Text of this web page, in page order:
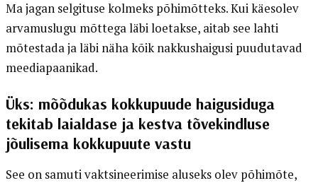
Ma jagan selgituse kolmeks põhimõtteks. Kui käesolev
arvamuslugu mõttega läbi loetakse, aitab see lahti
mõtestada ja läbi näha kõik nakkushaigusi puudutavad
meediapaanikad.
Üks: mõõdukas kokkupuude haigusiduga
tekitab laialdase ja kestva tõvekindluse
jõulisema kokkupuute vastu
See on samuti vaktsineerimise aluseks olev põhimõte,